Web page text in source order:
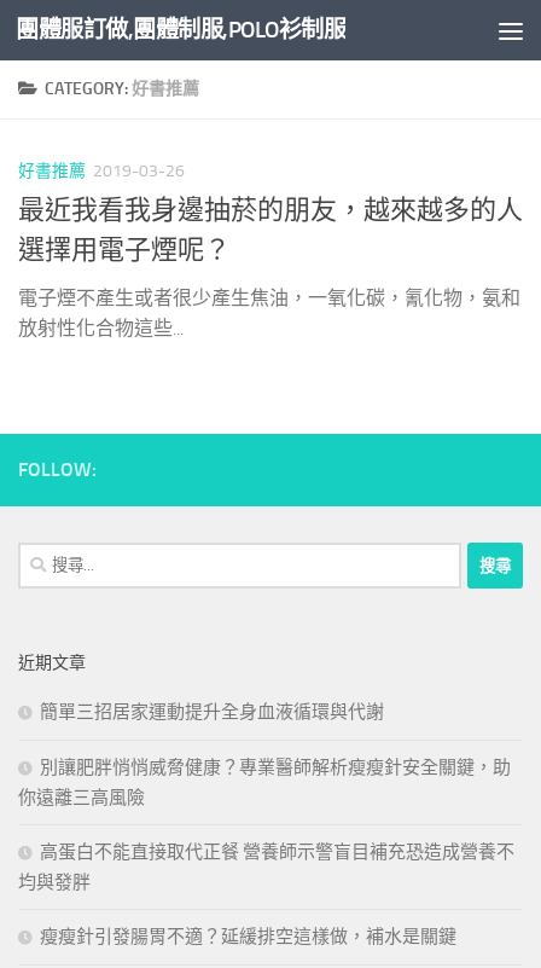
Skip to content
團體服訂做,團體制服,POLO衫制服
CATEGORY:好書推薦
好書推薦 2019-03-26
最近我看我身邊抽菸的朋友，越來越多的人
選擇用電子煙呢？
電子煙不產生或者很少產生焦油，一氧化碳，氰化物，氨和
放射性化合物這些...
FOLLOW:
搜
尋
字:
近期文章
簡單三招居家運動提升全身血液循環與代謝
別讓肥胖悄悄威脅健康？專業醫師解析瘦瘦針安全關鍵，助
你遠離三高風險
高蛋白不能直接取代正餐 營養師示警盲目補充恐造成營養不
均與發胖
瘦瘦針引發腸胃不適？延緩排空這樣做，補水是關鍵